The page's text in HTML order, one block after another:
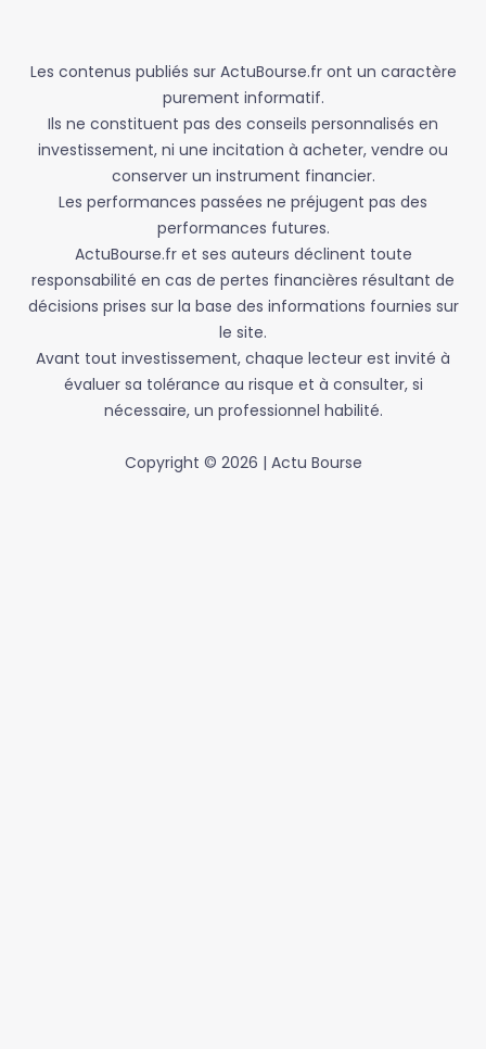
Les contenus publiés sur ActuBourse.fr ont un caractère
purement informatif.
Ils ne constituent pas des conseils personnalisés en
investissement, ni une incitation à acheter, vendre ou
conserver un instrument financier.
Les performances passées ne préjugent pas des
performances futures.
ActuBourse.fr et ses auteurs déclinent toute
responsabilité en cas de pertes financières résultant de
décisions prises sur la base des informations fournies sur
le site.
Avant tout investissement, chaque lecteur est invité à
évaluer sa tolérance au risque et à consulter, si
nécessaire, un professionnel habilité.
Copyright © 2026 | Actu Bourse